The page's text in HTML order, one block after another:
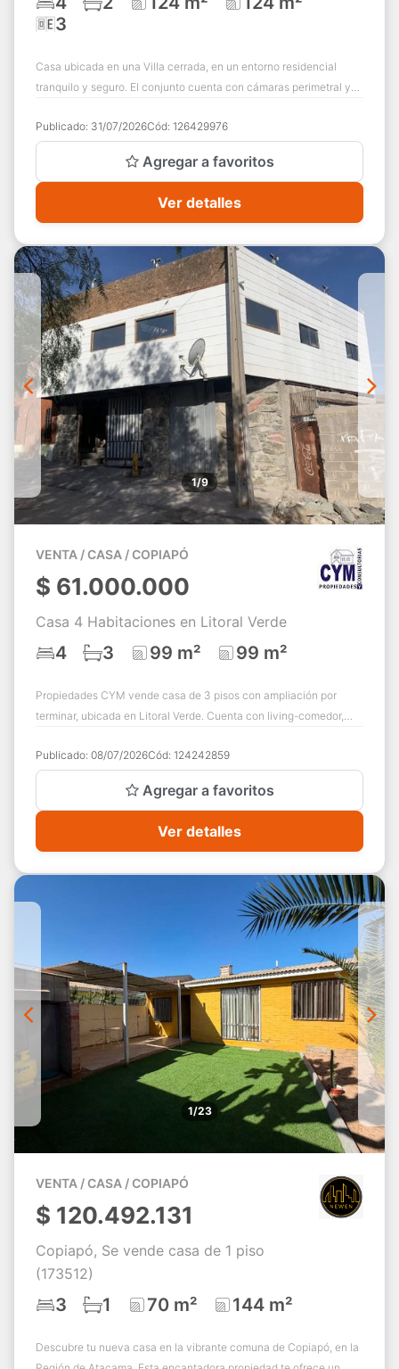
3
Casa ubicada en una Villa cerrada, en un entorno residencial
tranquilo y seguro. El conjunto cuenta con cámaras perimetral y
Publicado: 31/07/2026Cód: 126429976
Agregar a favoritos
Ver detalles
1/9
VENTA / CASA / COPIAPÓ
$ 61.000.000
Casa 4 Habitaciones en Litoral Verde
4 3 99 m² 99 m²
Propiedades CYM vende casa de 3 pisos con ampliación por
terminar, ubicada en Litoral Verde. Cuenta con living-comedor,
Publicado: 08/07/2026Cód: 124242859
Agregar a favoritos
Ver detalles
1/23
VENTA / CASA / COPIAPÓ
$ 120.492.131
Copiapó, Se vende casa de 1 piso
(173512)
3 1 70 m² 144 m²
Descubre tu nueva casa en la vibrante comuna de Copiapó, en la